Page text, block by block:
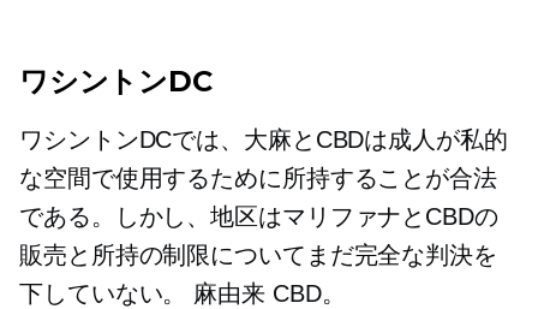
ワシントンDC
ワシントンDCでは、大麻とCBDは成人が私的
な空間で使用するために所持することが合法
である。しかし、地区はマリファナとCBDの
販売と所持の制限についてまだ完全な判決を
下していない。 麻由来CBD。